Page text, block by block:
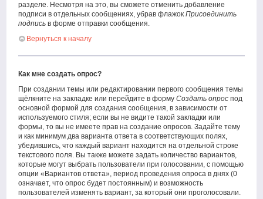
разделе. Несмотря на это, вы сможете отменить добавление
подписи в отдельных сообщениях, убрав флажокПрисоединить
подпись в форме отправки сообщения.
Вернуться к началу
Как мне создать опрос?
При создании темы или редактировании первого сообщения темы
щёлкните на закладке или перейдите в формуСоздать опрос под
основной формой для создания сообщения, в зависимости от
используемого стиля; если вы не видите такой закладки или
формы, то вы не имеете прав на создание опросов. Задайте тему
и как минимум два варианта ответа в соответствующих полях,
убедившись, что каждый вариант находится на отдельной строке
текстового поля. Вы также можете задать количество вариантов,
которые могут выбрать пользователи при голосовании, с помощью
опции «Вариантов ответа», период проведения опроса в днях (0
означает, что опрос будет постоянным) и возможность
пользователей изменять вариант, за который они проголосовали.